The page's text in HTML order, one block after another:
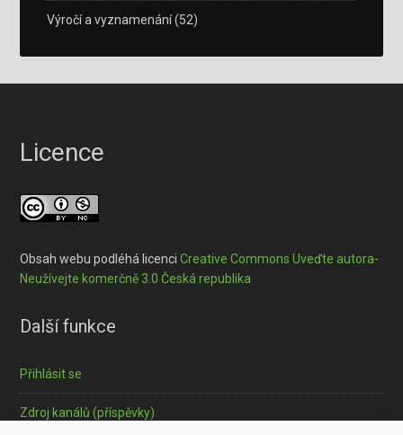
Výročí a vyznamenání(52)
Licence
Obsah webu podléhá licenciCreative Commons Uveďte autora-
Neužívejte komerčně 3.0 Česká republika
Další funkce
Přihlásit se
Zdroj kanálů (příspěvky)